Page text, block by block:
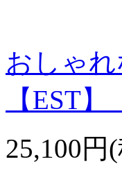
おしゃ
【EST
25,100円